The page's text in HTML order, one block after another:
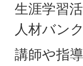
生涯学習
人材バン
講師や指